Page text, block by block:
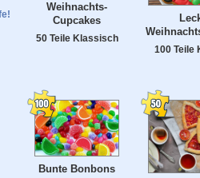
Weihnachts-
Cupcakes
50 Teile Klassisch
100 Teile
Bunte Bonbons